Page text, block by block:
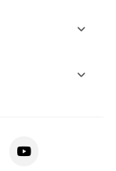
da sıklıkla